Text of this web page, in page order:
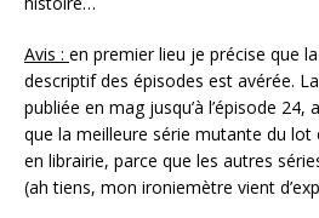
Avis : en premier lieu je précise que
descriptif des épisodes est avérée.
publiée en mag jusqu’à l’épisode 24,
que la meilleure série mutante du
en librairie, parce que les autres
(ah tiens, mon ironiemètre vient